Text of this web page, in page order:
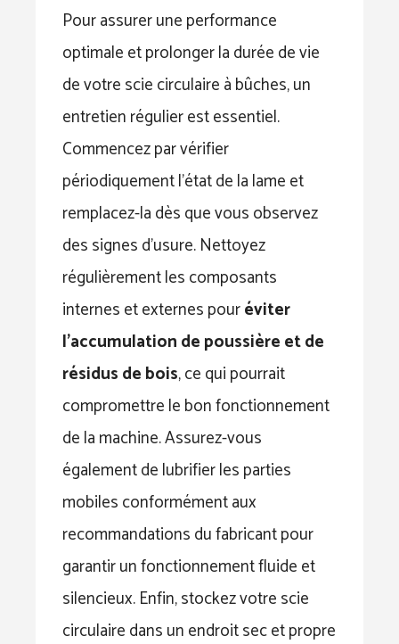
Pour assurer une performance
optimale et prolonger la durée de vie
de votre scie circulaire à bûches, un
entretien régulier est essentiel.
Commencez par vérifier
périodiquement l’état de la lame et
remplacez-la dès que vous observez
des signes d’usure. Nettoyez
régulièrement les composants
internes et externes pouréviter
l’accumulation de poussière et de
résidus de bois, ce qui pourrait
compromettre le bon fonctionnement
de la machine. Assurez-vous
également de lubrifier les parties
mobiles conformément aux
recommandations du fabricant pour
garantir un fonctionnement fluide et
silencieux. Enfin, stockez votre scie
circulaire dans un endroit sec et propre